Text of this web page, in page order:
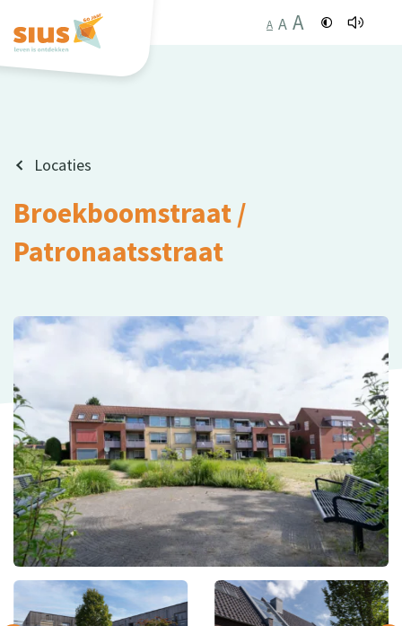
A A A
Locaties
Broekboomstraat /
Patronaatsstraat